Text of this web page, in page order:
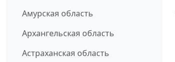
Амурская область
Архангельская область
Астраханская область